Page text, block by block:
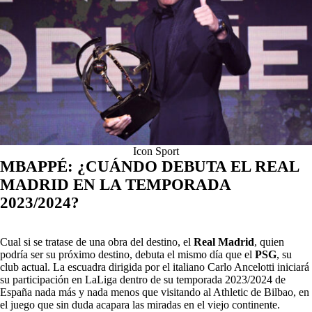
Icon Sport
MBAPPÉ: ¿CUÁNDO DEBUTA EL REAL
MADRID EN LA TEMPORADA
2023/2024?
Cual si se tratase de una obra del destino, el Real Madrid, quien
podría ser su próximo destino, debuta el mismo día que el PSG, su
club actual. La escuadra dirigida por el italiano Carlo Ancelotti iniciará
su participación en LaLiga dentro de su temporada 2023/2024 de
España nada más y nada menos que visitando al Athletic de Bilbao, en
el juego que sin duda acapara las miradas en el viejo continente.